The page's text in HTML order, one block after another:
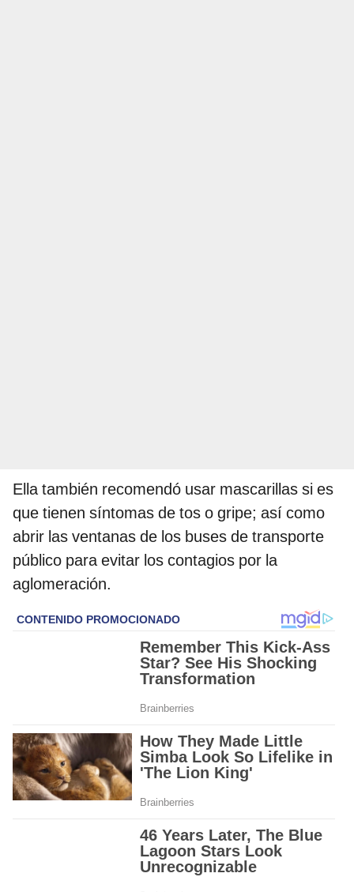
Ella también recomendó usar mascarillas si es
que tienen síntomas de tos o gripe; así como
abrir las ventanas de los buses de transporte
público para evitar los contagios por la
aglomeración.